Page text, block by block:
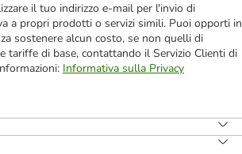
il tuo indirizzo e-mail per l'invio di
a propri prodotti o servizi simili. Puoi opporti in
sostenere alcun costo, se non quelli di
tariffe di base, contattando il Servizio Clienti di
Informativa sulla Privacy